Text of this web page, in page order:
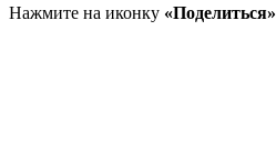
Нажмите на иконку «Поделиться»